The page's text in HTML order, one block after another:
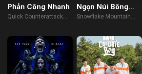
Phản Công Nhanh
Quick Counterattack
Ngọn Núi Bông
Tuyết: Thử Thách
Snowflake Mountain